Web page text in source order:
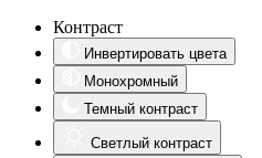
Контраст
Инвертировать цвета
Монохромный
Темный контраст
Светлый контраст